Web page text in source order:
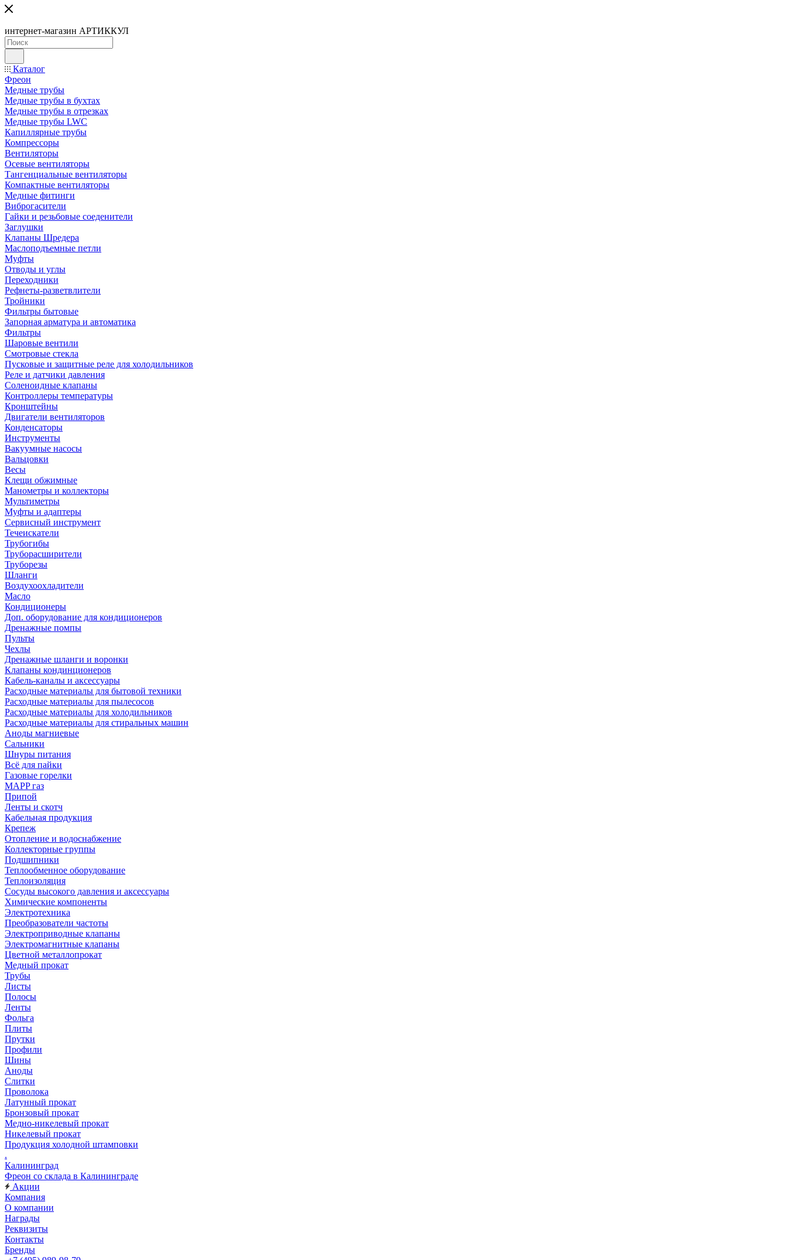
интернет-магазин АРТИККУЛ
Каталог
Фреон
Медные трубы
Медные трубы в бухтах
Медные трубы в отрезках
Медные трубы LWC
Капиллярные трубы
Компрессоры
Вентиляторы
Осевые вентиляторы
Тангенциальные вентиляторы
Компактные вентиляторы
Медные фитинги
Виброгасители
Гайки и резьбовые соеденители
Заглушки
Клапаны Шредера
Маслоподъемные петли
Муфты
Отводы и углы
Переходники
Рефнеты-разветвлители
Тройники
Фильтры бытовые
Запорная арматура и автоматика
Фильтры
Шаровые вентили
Смотровые стекла
Пусковые и защитные реле для холодильников
Реле и датчики давления
Соленоидные клапаны
Контроллеры температуры
Кронштейны
Двигатели вентиляторов
Конденсаторы
Инструменты
Вакуумные насосы
Вальцовки
Весы
Клещи обжимные
Манометры и коллекторы
Мультиметры
Муфты и адаптеры
Сервисный инструмент
Течеискатели
Трубогибы
Труборасширители
Труборезы
Шланги
Воздухоохладители
Масло
Кондиционеры
Доп. оборудование для кондиционеров
Дренажные помпы
Пульты
Чехлы
Дренажные шланги и воронки
Клапаны кондинционеров
Кабель-каналы и аксессуары
Расходные материалы для бытовой техники
Расходные материалы для пылесосов
Расходные материалы для холодильников
Расходные материалы для стиральных машин
Аноды магниевые
Сальники
Шнуры питания
Всё для пайки
Газовые горелки
MAPP газ
Припой
Ленты и скотч
Кабельная продукция
Крепеж
Отопление и водоснабжение
Коллекторные группы
Подшипники
Теплообменное оборудование
Теплоизоляция
Сосуды высокого давления и аксессуары
Химические компоненты
Электротехника
Преобразователи частоты
Электроприводные клапаны
Электромагнитные клапаны
Цветной металлопрокат
Медный прокат
Трубы
Листы
Полосы
Ленты
Фольга
Плиты
Прутки
Профили
Шины
Аноды
Слитки
Проволока
Латунный прокат
Бронзовый прокат
Медно-никелевый прокат
Никелевый прокат
Продукция холодной штамповки
.
Калининград
Фреон со склада в Калининграде
Акции
Компания
О компании
Награды
Реквизиты
Контакты
Бренды